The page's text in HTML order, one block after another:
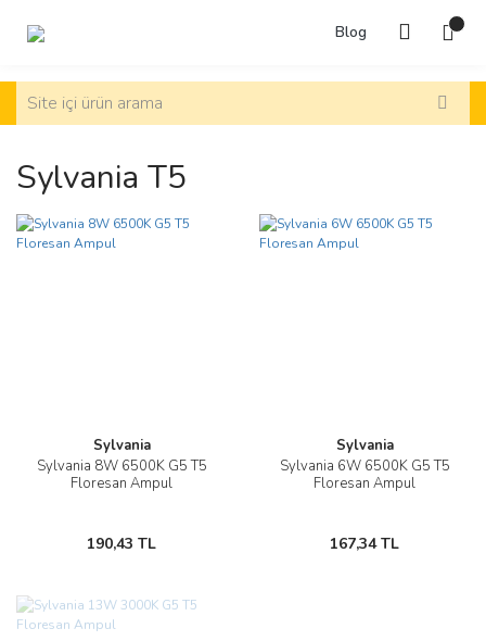
Blog
Sylvania T5
Sylvania
Sylvania 8W 6500K G5 T5
Floresan Ampul
190,43 TL
Sylvania
Sylvania 6W 6500K G5 T5
Floresan Ampul
167,34 TL